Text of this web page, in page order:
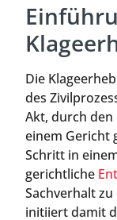
Die
des
Akt, durch den
einem Gericht
Schritt in
gerichtliche
Sachverhalt
initiiert damit